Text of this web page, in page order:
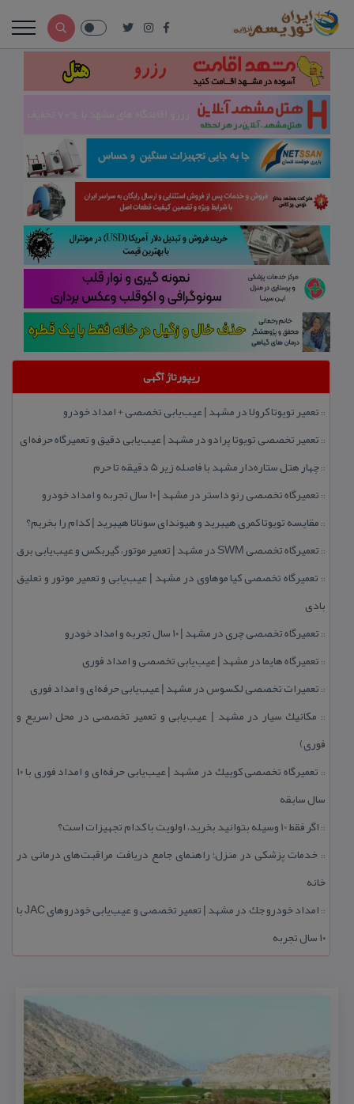
ریپورتاژ آگهی
:: تعمیر تویوتا كرولا در مشهد | عیب‌یابی تخصصی + امداد خودرو
:: تعمیر تخصصی تویوتا پرادو در مشهد | عیب‌یابی دقیق و تعمیرگاه حرفه‌ای
::چهار هتل‌ ستاره‌دار مشهد با فاصله زیر 5 دقیقه تا حرم
:: تعمیرگاه تخصصی رنو داستر در مشهد | ۱۰ سال تجربه و امداد خودرو
:: مقایسه تویوتا كمری هیبرید و هیوندای سوناتا هیبرید | كدام را بخریم؟
:: تعمیرگاه تخصصی SWM در مشهد | تعمیر موتور، گیربكس و عیب‌یابی برق
:: تعمیرگاه تخصصی كیا موهاوی در مشهد | عیب‌یابی و تعمیر موتور و تعلیق
بادی
:: تعمیرگاه تخصصی چری در مشهد | ۱۰ سال تجربه و امداد خودرو
:: تعمیرگاه هایما در مشهد | عیب‌یابی تخصصی و امداد فوری
:: تعمیرات تخصصی لكسوس در مشهد | عیب‌یابی حرفه‌ای و امداد فوری
:: مكانیك سیار در مشهد | عیب‌یابی و تعمیر تخصصی در محل (سریع و
فوری)
::
تعمیرگاه تخصصی كوییك در مشهد | عیب‌یابی حرفه‌ای و امداد فوری با ۱۰
سال سابقه
:: اگر فقط 10 وسیله بتوانید بخرید، اولویت با كدام تجهیزات است؟
:: خدمات پزشكی در منزل؛ راهنمای جامع دریافت مراقبت‌های درمانی در
خانه
::
امداد خودرو جك در مشهد | تعمیر تخصصی و عیب‌یابی خودروهای JAC با
۱۰ سال تجربه